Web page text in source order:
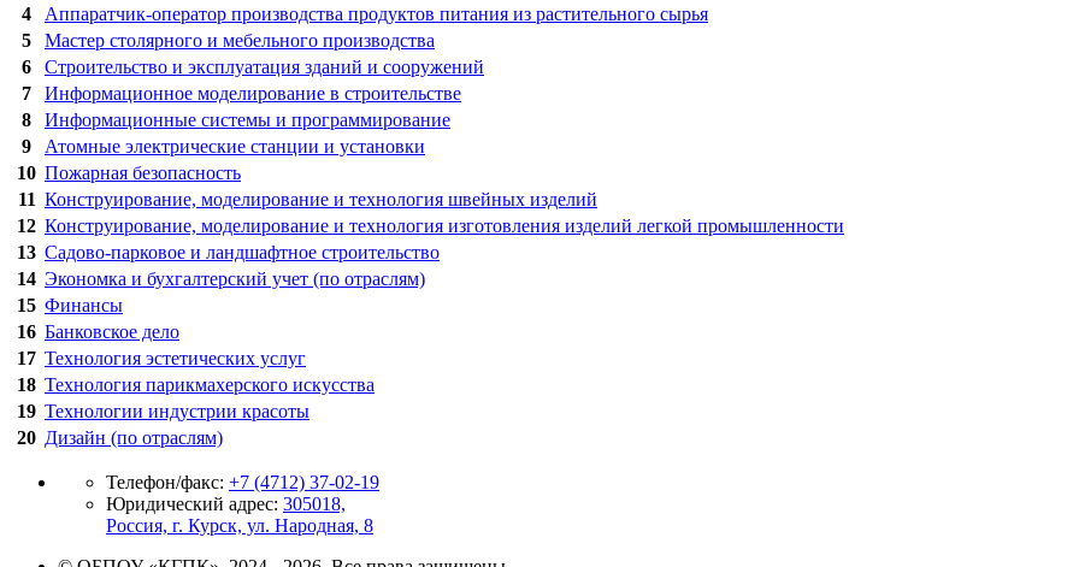
4
Аппаратчик-оператор производства продуктов питания из растительного сырья
5
Мастер столярного и мебельного производства
6
Строительство и эксплуатация зданий и сооружений
7
Информационное моделирование в строительстве
8
Информационные системы и программирование
9
Атомные электрические станции и установки
10 Пожарная безопасность
11 Конструирование, моделирование и технология швейных изделий
12 Конструирование, моделирование и технология изготовления изделий легкой промышленности
13 Садово-парковое и ландшафтное строительство
14 Экономка и бухгалтерский учет (по отраслям)
15 Финансы
16 Банковское дело
17 Технология эстетических услуг
18 Технология парикмахерского искусства
19 Технологии индустрии красоты
20 Дизайн (по отраслям)
Телефон/факс: +7 (4712) 37-02-19
Юридический адрес: 305018,
Россия, г. Курск, ул. Народная, 8